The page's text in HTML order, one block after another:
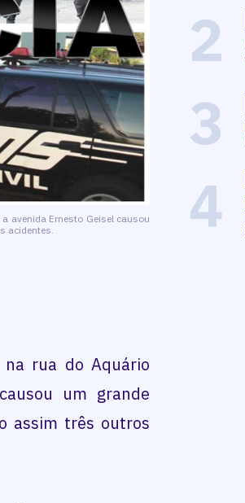
avenida Ernesto Geisel causou
acidentes.
rua do Aquário
um grande
assim três outros
2
3
4